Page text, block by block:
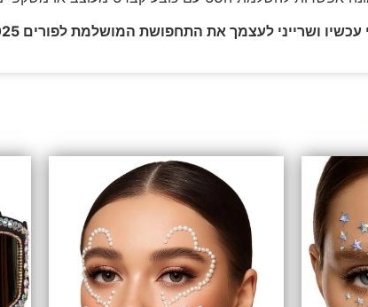
ושרייני לעצמך את התחפושת המושלמת לפורים 2025!